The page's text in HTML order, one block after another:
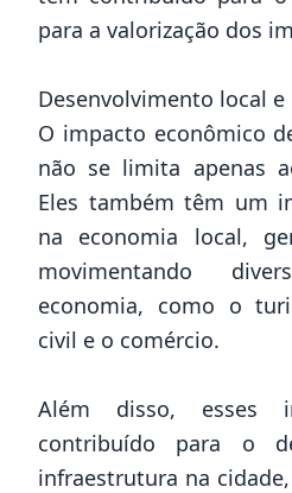
para a valorização dos
Desenvolvimento local
O impacto econômico
não se limita apenas
Eles também têm um
na economia local,
movimentando
economia, como o
civil e o comércio.
Além disso, esses
contribuído para o
infraestrutura na